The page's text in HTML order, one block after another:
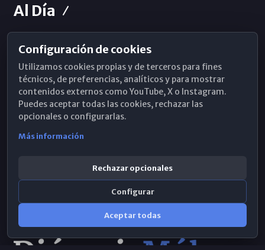
Al Día
Horarios de Misa
Hemeroteca
WhatsApp
Configuración de cookies
Utilizamos cookies propias y de terceros para fines
técnicos, de preferencias, analíticos y para mostrar
contenidos externos como YouTube, X o Instagram.
Puedes aceptar todas las cookies, rechazar las
opcionales o configurarlas.
Más información
Rechazar opcionales
Configurar
Aceptar todas